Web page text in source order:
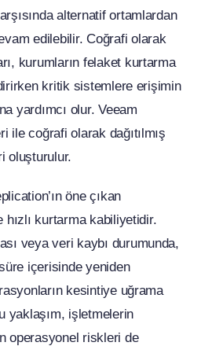
alternatif ortamlardan
edilebilir. Coğrafi olarak
kurumların felaket kurtarma
kritik sistemlere erişimin
yardımcı olur. Veeam
ile coğrafi olarak dağıtılmış
oluşturulur.
öne çıkan
kurtarma kabiliyetidir.
veya veri kaybı durumunda,
içerisinde yeniden
kesintiye uğrama
yaklaşım, işletmelerin
operasyonel riskleri de